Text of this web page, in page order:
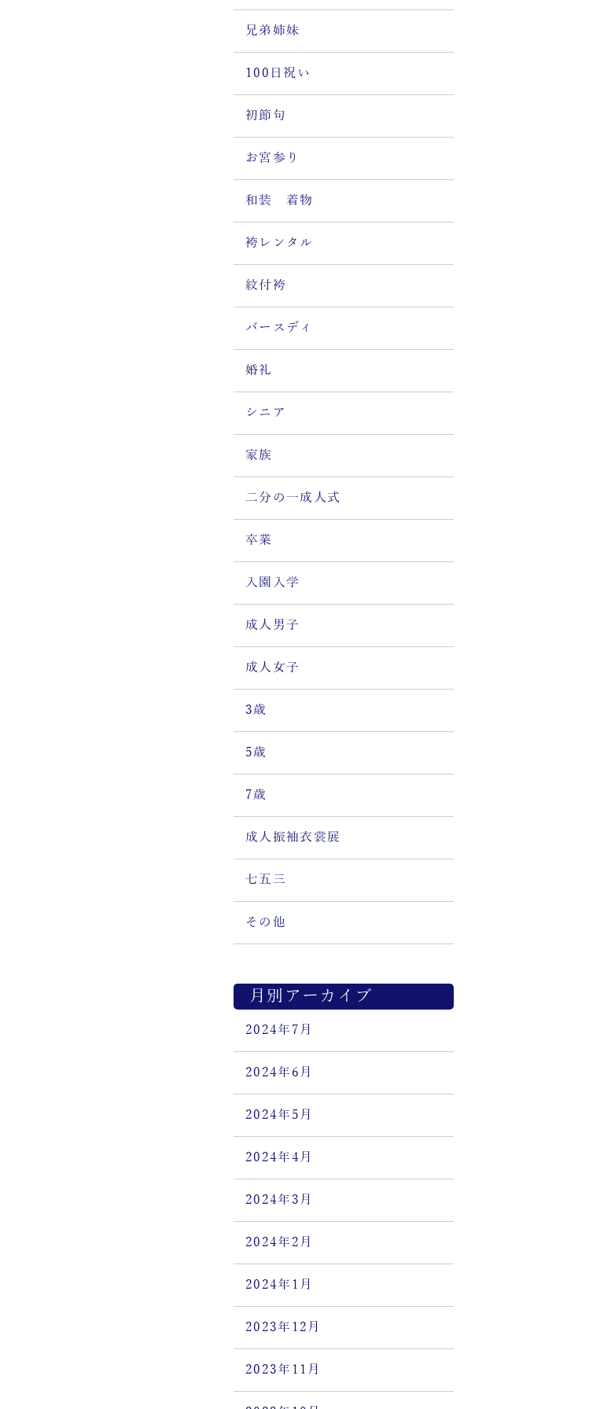
兄弟姉妹
100日祝い
初節句
お宮参り
和装 着物
袴レンタル
紋付袴
バースディ
婚礼
シニア
家族
二分の一成人式
卒業
入園入学
成人男子
成人女子
3歳
5歳
7歳
成人振袖衣裳展
七五三
その他
月別アーカイブ
2024年7月
2024年6月
2024年5月
2024年4月
2024年3月
2024年2月
2024年1月
2023年12月
2023年11月